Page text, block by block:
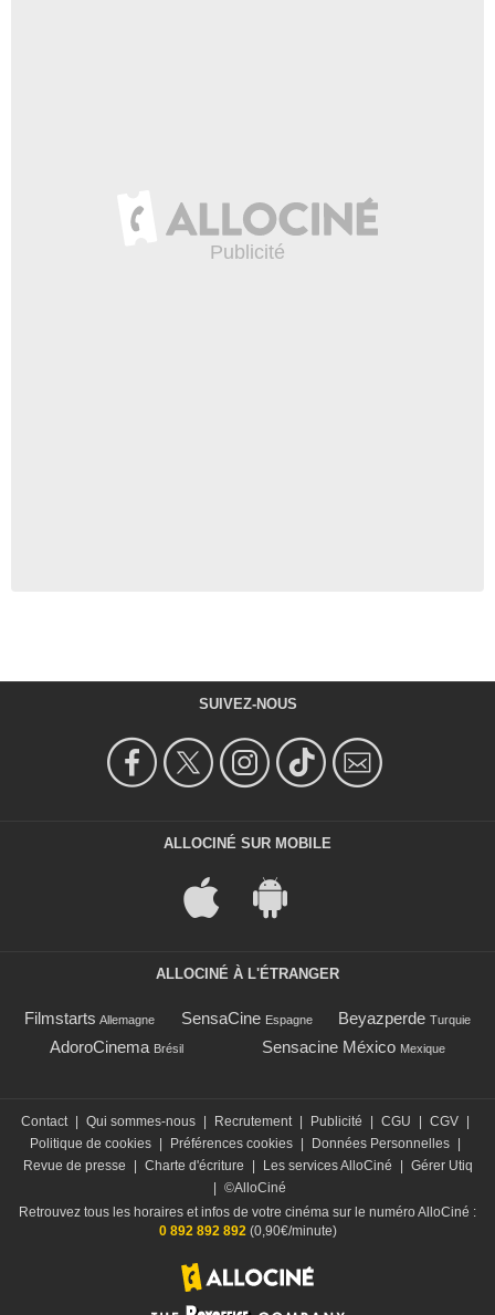
SUIVEZ-NOUS
ALLOCINÉ SUR MOBILE
ALLOCINÉ À L'ÉTRANGER
Filmstarts Allemagne SensaCine Espagne Beyazperde Turquie
AdoroCinema Brésil Sensacine México Mexique
Contact Qui sommes-nous Recrutement Publicité CGU CGV
Politique de cookies
Préférences cookies Données Personnelles
Revue de presse
Charte d'écriture Les services AlloCiné
Gérer Utiq
©AlloCiné
Retrouvez tous les horaires et infos de votre cinéma sur le numéro AlloCiné :
0 892 892 892(0,90€/minute)